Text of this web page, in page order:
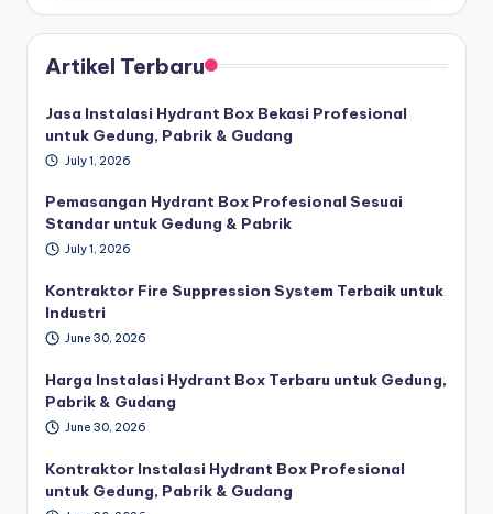
Artikel Terbaru
Jasa Instalasi Hydrant Box Bekasi Profesional
untuk Gedung, Pabrik & Gudang
July 1, 2026
Pemasangan Hydrant Box Profesional Sesuai
Standar untuk Gedung & Pabrik
July 1, 2026
Kontraktor Fire Suppression System Terbaik untuk
Industri
June 30, 2026
Harga Instalasi Hydrant Box Terbaru untuk Gedung,
Pabrik & Gudang
June 30, 2026
Kontraktor Instalasi Hydrant Box Profesional
untuk Gedung, Pabrik & Gudang